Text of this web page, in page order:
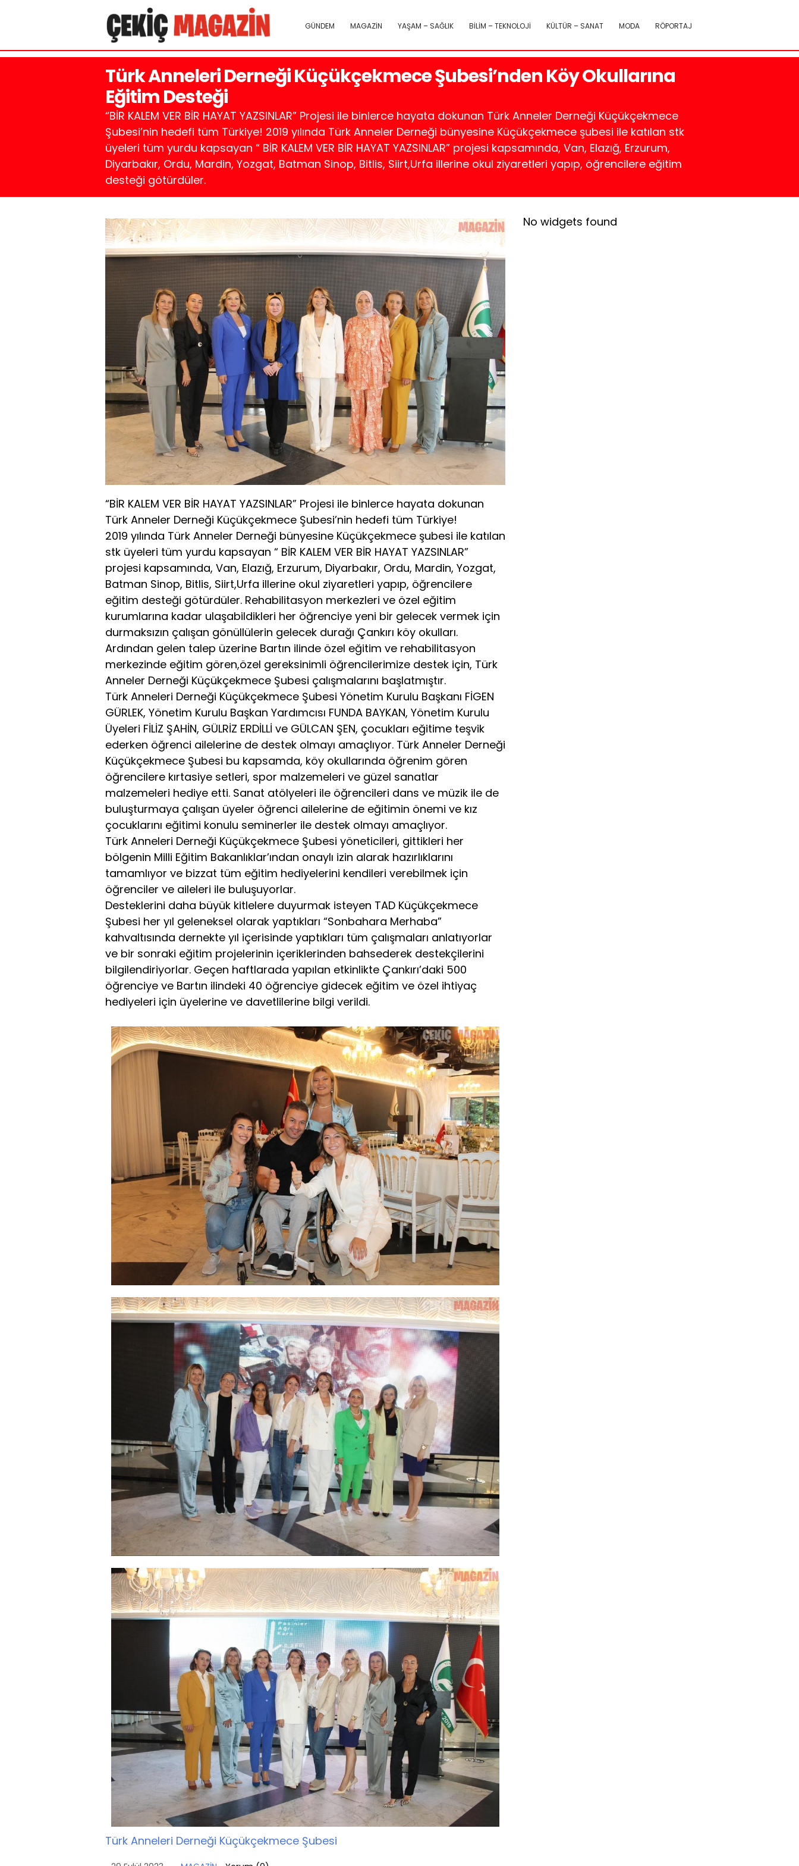
GÜNDEM MAGAZİN YAŞAM – SAĞLIK BİLİM – TEKNOLOJİ KÜLTÜR – SANAT MODA RÖPORTAJ
Türk Anneleri Derneği Küçükçekmece Şubesi’nden Köy Okullarına
Eğitim Desteği
“BİR KALEM VER BİR HAYAT YAZSINLAR” Projesi ile binlerce hayata dokunan Türk Anneler Derneği Küçükçekmece
Şubesi’nin hedefi tüm Türkiye! 2019 yılında Türk Anneler Derneği bünyesine Küçükçekmece şubesi ile katılan stk
üyeleri tüm yurdu kapsayan “ BİR KALEM VER BİR HAYAT YAZSINLAR” projesi kapsamında, Van, Elazığ, Erzurum,
Diyarbakır, Ordu, Mardin, Yozgat, Batman Sinop, Bitlis, Siirt,Urfa illerine okul ziyaretleri yapıp, öğrencilere eğitim
desteği götürdüler.
“BİR KALEM VER BİR HAYAT YAZSINLAR” Projesi ile binlerce hayata dokunan
Türk Anneler Derneği Küçükçekmece Şubesi’nin hedefi tüm Türkiye!
2019 yılında Türk Anneler Derneği bünyesine Küçükçekmece şubesi ile katılan
stk üyeleri tüm yurdu kapsayan “ BİR KALEM VER BİR HAYAT YAZSINLAR”
projesi kapsamında, Van, Elazığ, Erzurum, Diyarbakır, Ordu, Mardin, Yozgat,
Batman Sinop, Bitlis, Siirt,Urfa illerine okul ziyaretleri yapıp, öğrencilere
eğitim desteği götürdüler. Rehabilitasyon merkezleri ve özel eğitim
kurumlarına kadar ulaşabildikleri her öğrenciye yeni bir gelecek vermek için
durmaksızın çalışan gönüllülerin gelecek durağı Çankırı köy okulları.
Ardından gelen talep üzerine Bartın ilinde özel eğitim ve rehabilitasyon
merkezinde eğitim gören,özel gereksinimli öğrencilerimize destek için, Türk
Anneler Derneği Küçükçekmece Şubesi çalışmalarını başlatmıştır.
Türk Anneleri Derneği Küçükçekmece Şubesi Yönetim Kurulu Başkanı FİGEN
GÜRLEK, Yönetim Kurulu Başkan Yardımcısı FUNDA BAYKAN, Yönetim Kurulu
Üyeleri FİLİZ ŞAHİN, GÜLRİZ ERDİLLİ ve GÜLCAN ŞEN, çocukları eğitime teşvik
ederken öğrenci ailelerine de destek olmayı amaçlıyor. Türk Anneler Derneği
Küçükçekmece Şubesi bu kapsamda, köy okullarında öğrenim gören
öğrencilere kırtasiye setleri, spor malzemeleri ve güzel sanatlar
malzemeleri hediye etti. Sanat atölyeleri ile öğrencileri dans ve müzik ile de
buluşturmaya çalışan üyeler öğrenci ailelerine de eğitimin önemi ve kız
çocuklarını eğitimi konulu seminerler ile destek olmayı amaçlıyor.
Türk Anneleri Derneği Küçükçekmece Şubesi yöneticileri, gittikleri her
bölgenin Milli Eğitim Bakanlıklar’ından onaylı izin alarak hazırlıklarını
tamamlıyor ve bizzat tüm eğitim hediyelerini kendileri verebilmek için
öğrenciler ve aileleri ile buluşuyorlar.
Desteklerini daha büyük kitlelere duyurmak isteyen TAD Küçükçekmece
Şubesi her yıl geleneksel olarak yaptıkları “Sonbahara Merhaba”
kahvaltısında dernekte yıl içerisinde yaptıkları tüm çalışmaları anlatıyorlar
ve bir sonraki eğitim projelerinin içeriklerinden bahsederek destekçilerini
bilgilendiriyorlar. Geçen haftlarada yapılan etkinlikte Çankırı’daki 500
öğrenciye ve Bartın ilindeki 40 öğrenciye gidecek eğitim ve özel ihtiyaç
hediyeleri için üyelerine ve davetlilerine bilgi verildi.
Türk Anneleri Derneği Küçükçekmece Şubesi
No widgets found